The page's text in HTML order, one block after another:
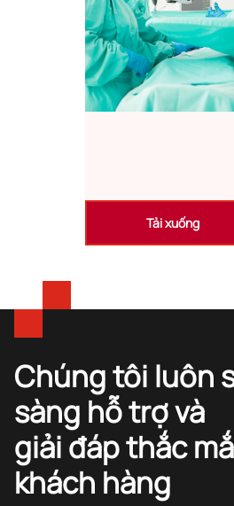
Tải xuống
Chúng tôi luôn
sàng hỗ trợ và
giải đáp thắc
khách hàng